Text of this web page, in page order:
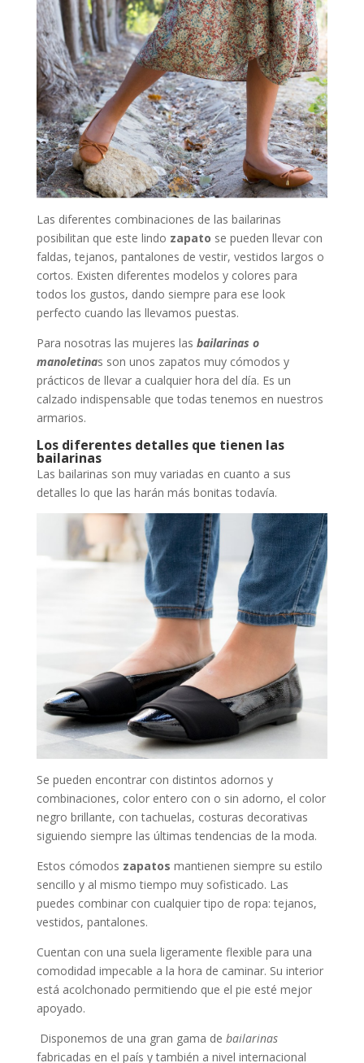
Las diferentes combinaciones de las bailarinas
posibilitan que este lindo zapato se pueden llevar con
faldas, tejanos, pantalones de vestir, vestidos largos o
cortos. Existen diferentes modelos y colores para
todos los gustos, dando siempre para ese look
perfecto cuando las llevamos puestas.
Para nosotras las mujeres las bailarinas o
manoletinas son unos zapatos muy cómodos y
prácticos de llevar a cualquier hora del día. Es un
calzado indispensable que todas tenemos en nuestros
armarios.
Los diferentes detalles que tienen las
bailarinas
Las bailarinas son muy variadas en cuanto a sus
detalles lo que las harán más bonitas todavía.
Se pueden encontrar con distintos adornos y
combinaciones, color entero con o sin adorno, el color
negro brillante, con tachuelas, costuras decorativas
siguiendo siempre las últimas tendencias de la moda.
Estos cómodos zapatos mantienen siempre su estilo
sencillo y al mismo tiempo muy sofisticado. Las
puedes combinar con cualquier tipo de ropa: tejanos,
vestidos, pantalones.
Cuentan con una suela ligeramente flexible para una
comodidad impecable a la hora de caminar. Su interior
está acolchonado permitiendo que el pie esté mejor
apoyado.
Disponemos de una gran gama de bailarinas
fabricadas en el país y también a nivel internacional